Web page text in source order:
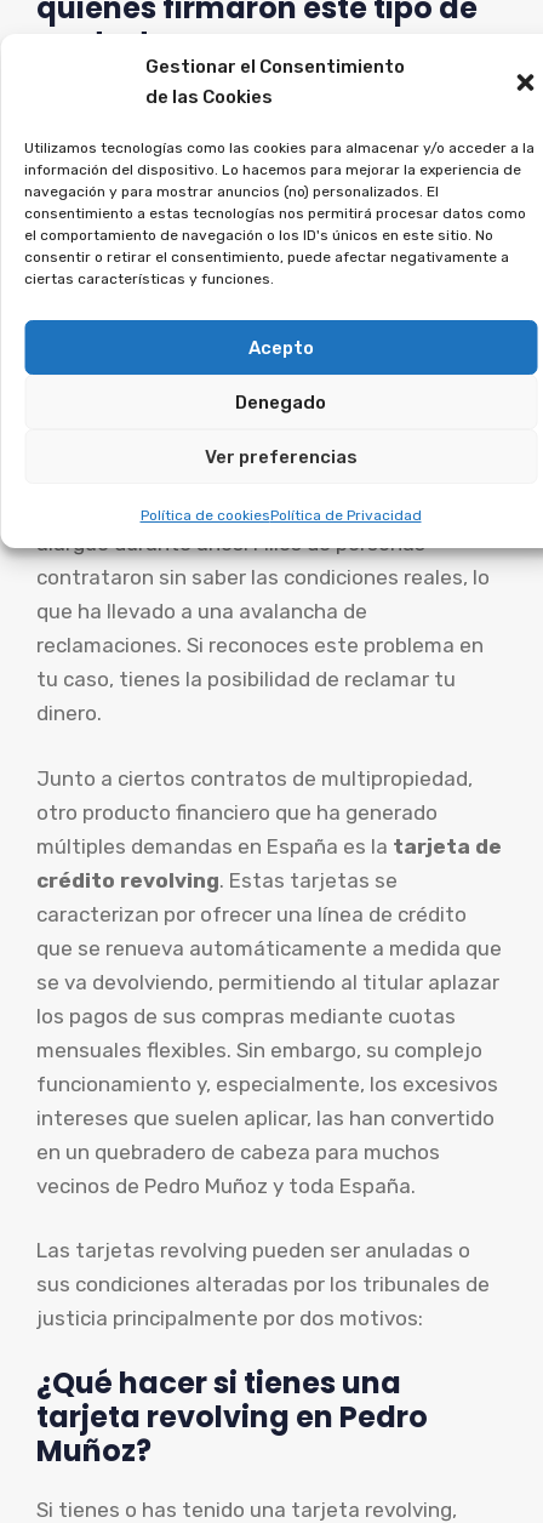
Gestionar el Consentimiento
de las Cookies
Utilizamos tecnologías como las cookies para almacenar y/o acceder a la
información del dispositivo. Lo hacemos para mejorar la experiencia de
navegación y para mostrar anuncios (no) personalizados. El
consentimiento a estas tecnologías nos permitirá procesar datos como
el comportamiento de navegación o los ID's únicos en este sitio. No
consentir o retirar el consentimiento, puede afectar negativamente a
ciertas características y funciones.
Acepto
Denegado
Ver preferencias
Política de cookiesPolítica de Privacidad
contratos a recuperar su
asociación, y analizaremos tu caso.
¿Contrataste una tarjeta
de pago aplazado?
Tienes derecho a
recuperar lo que te
cobraron indebidamente.
desproporcionados y provocan que la deuda se
alargue durante años. Miles de personas
contrataron sin saber las condiciones reales, lo
que ha llevado a una avalancha de
reclamaciones. Si reconoces este problema en
tu caso, tienes la posibilidad de reclamar tu
dinero.
Junto a ciertos contratos de multipropiedad,
otro producto financiero que ha generado
múltiples demandas en España es la tarjeta de
crédito revolving. Estas tarjetas se
caracterizan por ofrecer una línea de crédito
que se renueva automáticamente a medida que
se va devolviendo, permitiendo al titular aplazar
los pagos de sus compras mediante cuotas
mensuales flexibles. Sin embargo, su complejo
funcionamiento y, especialmente, los excesivos
intereses que suelen aplicar, las han convertido
en un quebradero de cabeza para muchos
vecinos de Pedro Muñoz y toda España.
Las tarjetas revolving pueden ser anuladas o
sus condiciones alteradas por los tribunales de
justicia principalmente por dos motivos:
¿Qué hacer si tienes una
tarjeta revolving en Pedro
Muñoz?
Si tienes o has tenido una tarjeta revolving,